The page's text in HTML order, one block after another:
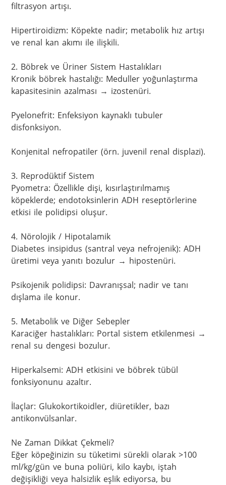
filtrasyon artışı.
Hipertiroidizm: Köpekte nadir; metabolik hız artışı
ve renal kan akımı ile ilişkili.
2. Böbrek ve Üriner Sistem Hastalıkları
Kronik böbrek hastalığı: Meduller yoğunlaştırma
kapasitesinin azalması → izostenüri.
Pyelonefrit: Enfeksiyon kaynaklı tubuler
disfonksiyon.
Konjenital nefropatiler (örn. juvenil renal displazi).
3. Reprodüktif Sistem
Pyometra: Özellikle dişi, kısırlaştırılmamış
köpeklerde; endotoksinlerin ADH reseptörlerine
etkisi ile polidipsi oluşur.
4. Nörolojik / Hipotalamik
Diabetes insipidus (santral veya nefrojenik): ADH
üretimi veya yanıtı bozulur → hipostenüri.
Psikojenik polidipsi: Davranışsal; nadir ve tanı
dışlama ile konur.
5. Metabolik ve Diğer Sebepler
Karaciğer hastalıkları: Portal sistem etkilenmesi →
renal su dengesi bozulur.
Hiperkalsemi: ADH etkisini ve böbrek tübül
fonksiyonunu azaltır.
İlaçlar: Glukokortikoidler, diüretikler, bazı
antikonvülsanlar.
Ne Zaman Dikkat Çekmeli?
Eğer köpeğinizin su tüketimi sürekli olarak >100
ml/kg/gün ve buna poliüri, kilo kaybı, iştah
değişikliği veya halsizlik eşlik ediyorsa, bu